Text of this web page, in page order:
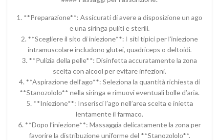
1. **Preparazione**: Assicurati di avere a disposizione un ago
e una siringa puliti e sterili.
2. **Scegliere il sito di iniezione**: I siti tipici per l’iniezione
intramuscolare includono glutei, quadriceps o deltoidi.
3. **Pulizia della pelle**: Disinfetta accuratamente la zona
scelta con alcool per evitare infezioni.
4. **Aspirazione dell’ago**: Seleziona la quantità richiesta di
**Stanozololo** nella siringa e rimuovi eventuali bolle d’aria.
5. **Iniezione**: Inserisci l’ago nell’area scelta e inietta
lentamente il farmaco.
6. **Dopo l’iniezione**: Massaggia delicatamente la zona per
favorire la distribuzione uniforme del **Stanozololo**.